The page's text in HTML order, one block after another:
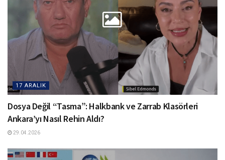
17 ARALIK
Dosya Değil “Tasma”: Halkbank ve Zarrab Klasörleri
Ankara’yı Nasıl Rehin Aldı?
29.04.2026